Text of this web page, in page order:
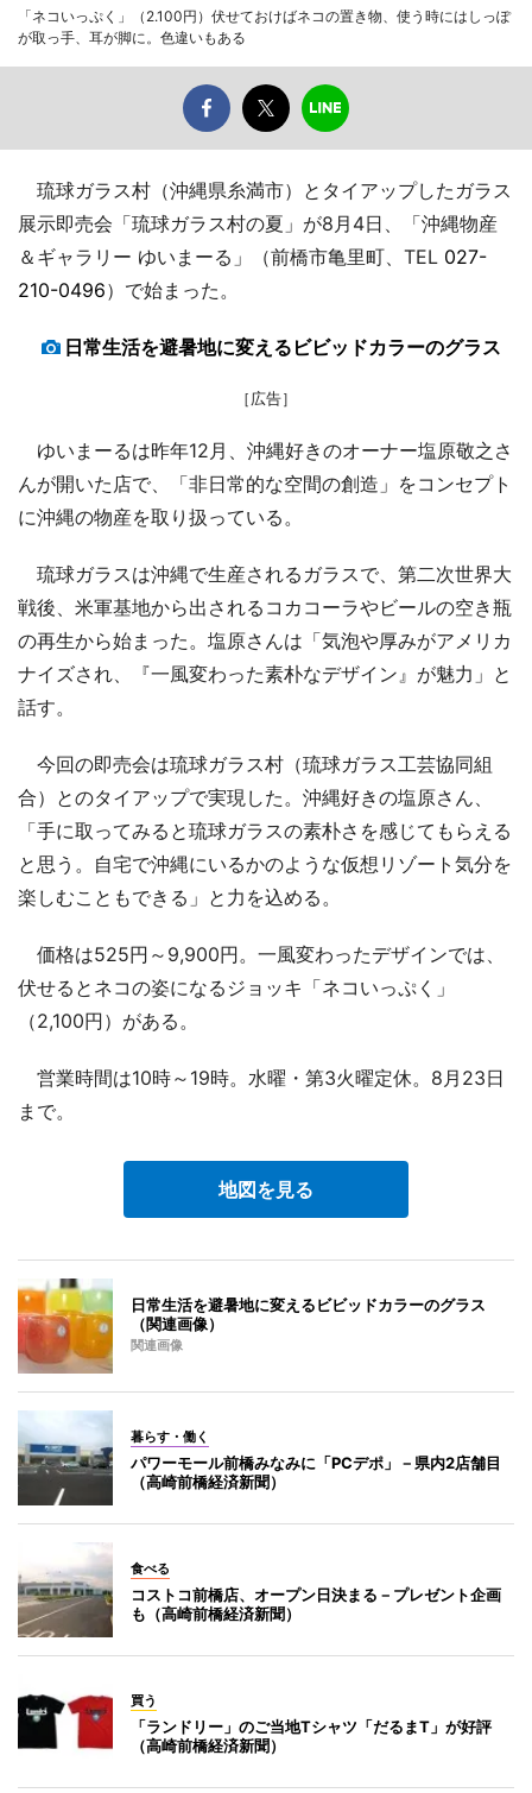
「ネコいっぷく」（2.100円）伏せておけばネコの置き物、使う時にはしっぽ
が取っ手、耳が脚に。色違いもある
琉球ガラス村（沖縄県糸満市）とタイアップしたガラス
展示即売会「琉球ガラス村の夏」が8月4日、「沖縄物産
＆ギャラリー ゆいまーる」（前橋市亀里町、TEL 027-
210-0496）で始まった。
日常生活を避暑地に変えるビビッドカラーのグラス
［広告］
ゆいまーるは昨年12月、沖縄好きのオーナー塩原敬之さ
んが開いた店で、「非日常的な空間の創造」をコンセプト
に沖縄の物産を取り扱っている。
琉球ガラスは沖縄で生産されるガラスで、第二次世界大
戦後、米軍基地から出されるコカコーラやビールの空き瓶
の再生から始まった。塩原さんは「気泡や厚みがアメリカ
ナイズされ、『一風変わった素朴なデザイン』が魅力」と
話す。
今回の即売会は琉球ガラス村（琉球ガラス工芸協同組
合）とのタイアップで実現した。沖縄好きの塩原さん、
「手に取ってみると琉球ガラスの素朴さを感じてもらえる
と思う。自宅で沖縄にいるかのような仮想リゾート気分を
楽しむこともできる」と力を込める。
価格は525円～9,900円。一風変わったデザインでは、
伏せるとネコの姿になるジョッキ「ネコいっぷく」
（2,100円）がある。
営業時間は10時～19時。水曜・第3火曜定休。8月23日
まで。
地図を見る
日常生活を避暑地に変えるビビッドカラーのグラス
（関連画像）
関連画像
暮らす・働く
パワーモール前橋みなみに「PCデポ」－県内2店舗目
（高崎前橋経済新聞）
食べる
コストコ前橋店、オープン日決まる－プレゼント企画
も（高崎前橋経済新聞）
買う
「ランドリー」のご当地Tシャツ「だるまT」が好評
（高崎前橋経済新聞）